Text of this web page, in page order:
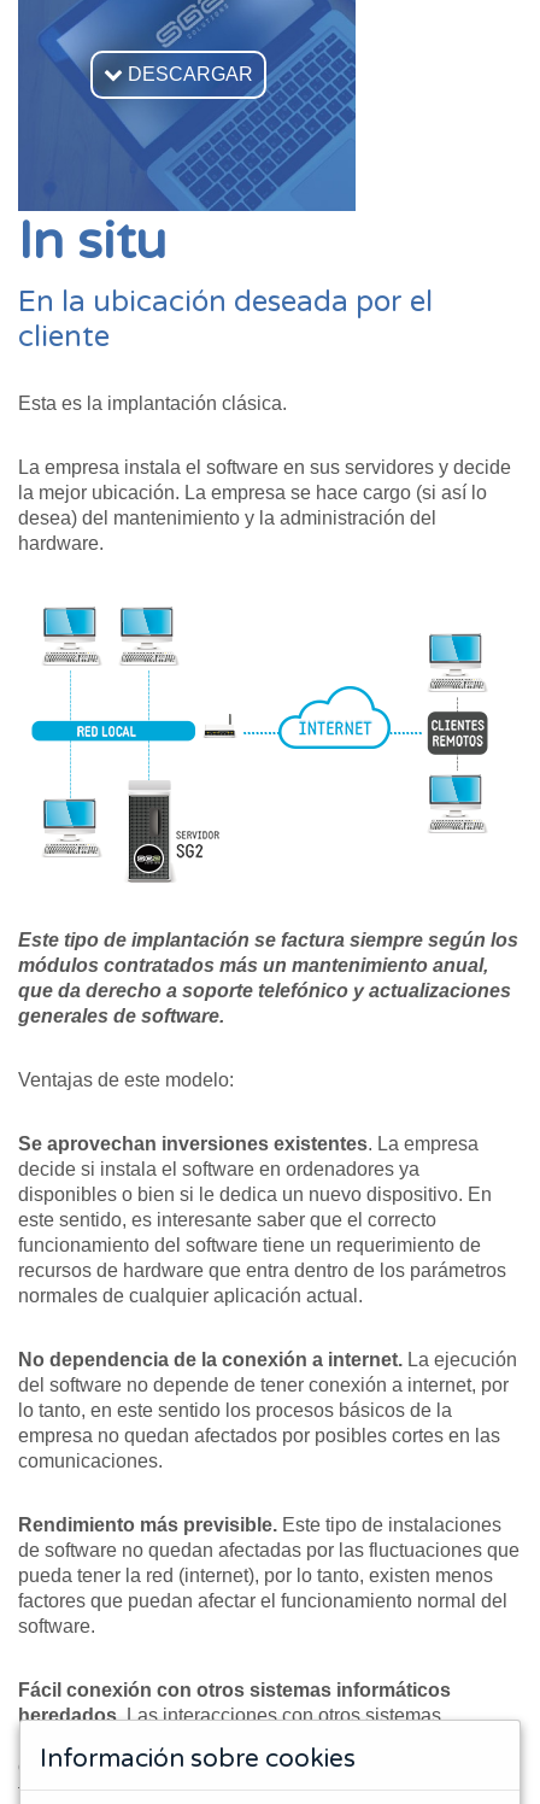
 DESCARGAR
In situ
En la ubicación deseada por el
cliente
Esta es la implantación clásica.
La empresa instala el software en sus servidores y decide
la mejor ubicación. La empresa se hace cargo (si así lo
desea) del mantenimiento y la administración del
hardware.
Este tipo de implantación se factura siempre según los
módulos contratados más un mantenimiento anual,
que da derecho a soporte telefónico y actualizaciones
generales de software.
Ventajas de este modelo:
Se aprovechan inversiones existentes. La empresa
decide si instala el software en ordenadores ya
disponibles o bien si le dedica un nuevo dispositivo. En
este sentido, es interesante saber que el correcto
funcionamiento del software tiene un requerimiento de
recursos de hardware que entra dentro de los parámetros
normales de cualquier aplicación actual.
No dependencia de la conexión a internet. La ejecución
del software no depende de tener conexión a internet, por
lo tanto, en este sentido los procesos básicos de la
empresa no quedan afectados por posibles cortes en las
comunicaciones.
Rendimiento más previsible. Este tipo de instalaciones
de software no quedan afectadas por las fluctuaciones que
pueda tener la red (internet), por lo tanto, existen menos
factores que puedan afectar el funcionamiento normal del
software.
Fácil conexión con otros sistemas informáticos
heredados.Las interacciones con otros sistemas
complicaciones, ya que así es como siempre han
funcionado. En el caso de realizar una implantación en la
Información sobre cookies